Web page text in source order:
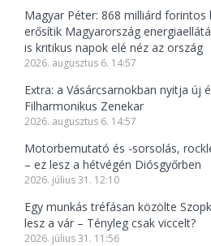
Magyar Péter: 868 milliárd forintos
erősítik Magyarország
is kritikus napok elé néz az ország
2026. augusztus 6. 14:57
Extra: a Vásárcsarnokban nyitja új
Filharmonikus Zenekar
2026. augusztus 6. 14:57
Motorbemutató és -sorsolás,
– ez lesz a hétvégén Diósgyőrben
2026. július 31. 12:10
Egy munkás tréfásan közölte
lesz a vár – Tényleg csak viccelt?
2026. július 31. 11:56